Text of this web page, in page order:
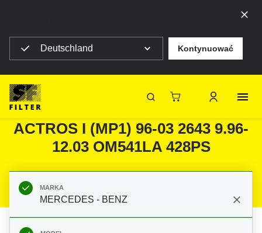
Deutschland Kontynuować
SF-FilterFiltry do MERCEDES - BENZ
ACTROS I (MP1) 96-03 2643 9.96-
12.03 OM541LA 428PS
MARKA
MERCEDES - BENZ